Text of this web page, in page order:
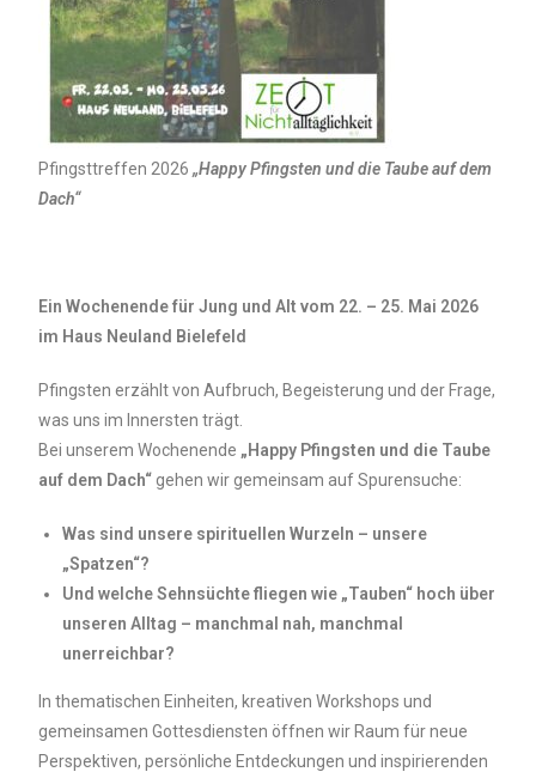
Pfingsttreffen 2026„Happy Pfingsten und die Taube auf dem
Dach“
Ein Wochenende für Jung und Alt vom 22. – 25. Mai 2026
im Haus Neuland Bielefeld
Pfingsten erzählt von Aufbruch, Begeisterung und der Frage,
was uns im Innersten trägt.
Bei unserem Wochenende „Happy Pfingsten und die Taube
auf dem Dach“ gehen wir gemeinsam auf Spurensuche:
Was sind unsere spirituellen Wurzeln – unsere
„Spatzen“?
Und welche Sehnsüchte fliegen wie „Tauben“ hoch über
unseren Alltag – manchmal nah, manchmal
unerreichbar?
In thematischen Einheiten, kreativen Workshops und
gemeinsamen Gottesdiensten öffnen wir Raum für neue
Perspektiven, persönliche Entdeckungen und inspirierenden